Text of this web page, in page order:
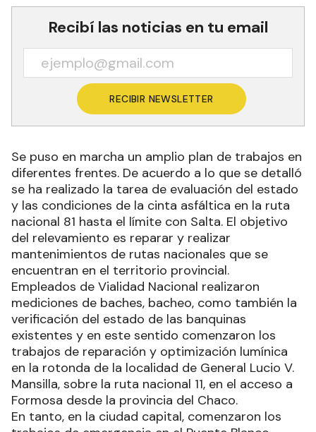
Recibí las noticias en tu email
RECIBIR NEWSLETTER
Se puso en marcha un amplio plan de trabajos en
diferentes frentes. De acuerdo a lo que se detalló
se ha realizado la tarea de evaluación del estado
y las condiciones de la cinta asfáltica en la ruta
nacional 81 hasta el límite con Salta. El objetivo
del relevamiento es reparar y realizar
mantenimientos de rutas nacionales que se
encuentran en el territorio provincial.
Empleados de Vialidad Nacional realizaron
mediciones de baches, bacheo, como también la
verificación del estado de las banquinas
existentes y en este sentido comenzaron los
trabajos de reparación y optimización lumínica
en la rotonda de la localidad de General Lucio V.
Mansilla, sobre la ruta nacional 11, en el acceso a
Formosa desde la provincia del Chaco.
En tanto, en la ciudad capital, comenzaron los